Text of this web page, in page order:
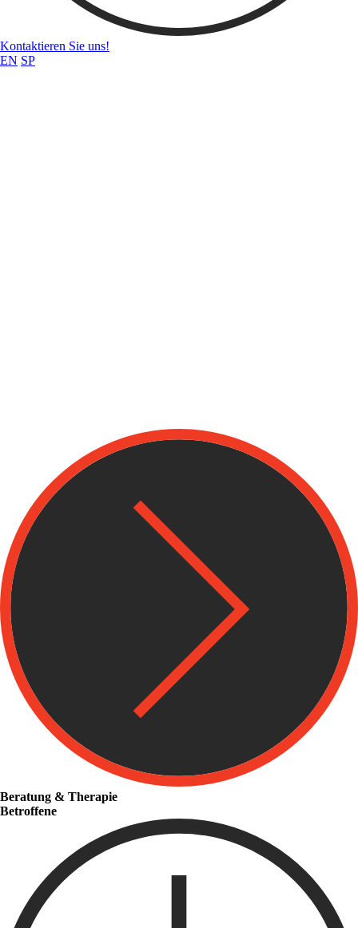
Kontaktieren Sie uns!
EN SP
Beratung & Therapie
Betroffene